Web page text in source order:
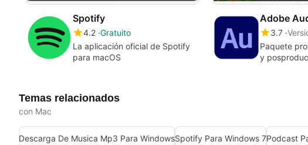
Spotify
4.2 Gratuito
La aplicación oficial de Spotify
para macOS
Adobe
3.7
Paquete
y
Temas relacionados
con Mac
Descarga De Musica Mp3 Para WindowsSpotify Para Windows 7Podcast